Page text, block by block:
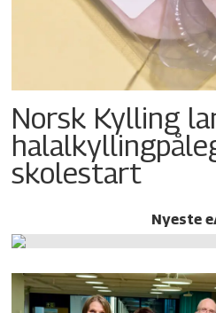
Norsk Kylling
skolestart
Nyeste